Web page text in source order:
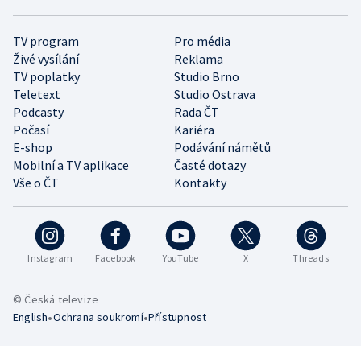
Instagram Facebook YouTube X Threads
TV program
Pro média
Živé vysílání
Reklama
TV poplatky
Studio Brno
Teletext
Studio Ostrava
Podcasty
Rada ČT
Počasí
Kariéra
E-shop
Podávání námětů
Mobilní a TV aplikace
Časté dotazy
Vše o ČT
Kontakty
© Česká televize
English•Ochrana soukromí•Přístupnost